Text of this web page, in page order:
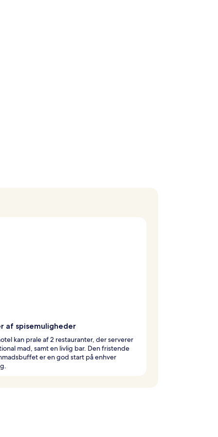
af spisemuligheder
kan prale af 2 restauranter, der serverer
mad, samt en livlig bar. Den fristende
er en god start på enhver